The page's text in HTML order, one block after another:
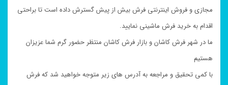
مجازی و فروش اینترنتی فرش بیش از پیش گسترش داده است تا براحتی
اقدام به خرید فرش ماشینی نمایید.
ما در شهر فرش کاشان و بازار فرش کاشان منتظر حضور گرم شما عزیزان
هستیم
با کمی تحقیق و مراجعه به آدرس های زیر متوجه خواهید شد که فرش